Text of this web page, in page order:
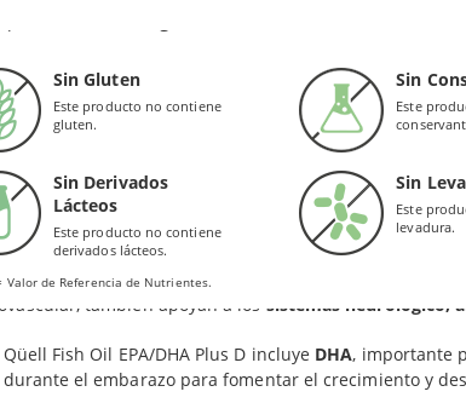
de una
extracción con CO2 supercrítico
. Se trata de
parte, el aceite de pescado incorporado en las
y alta concentración
. Es un producto
de tu organismo.
grasos omega-3 que incorpora esta fórmula (EPA
también apoyan a los sistemas neurológico,
Qüell Fish Oil EPA/DHA Plus D incluye DHA, importante
durante el embarazo para fomentar el crecimiento y
EPA (ácido eicosapentaenoico)
DHA (ácido docosahexaenoico)
en las perlas de Douglas: Gelatina de pescado, glicerina,
Valor de Referencia de Nutrientes.
Sin Gluten
Este producto no contiene
gluten.
Sin
Este
Sin Derivados
Lácteos
Este producto no contiene
derivados lácteos.
Sin
Este
levadura.